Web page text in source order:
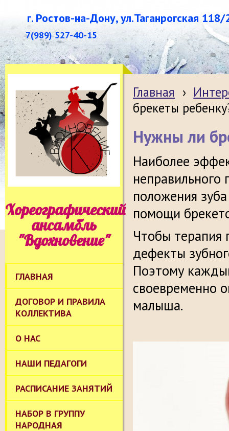
г. Ростов-на-Дону, ул.Таганрогская 118/
7(989) 527-40-15
Хореографический
ансамбль
"Вдохновение"
ГЛАВНАЯ
ДОГОВОР И ПРАВИЛА
КОЛЛЕКТИВА
О НАС
НАШИ ПЕДАГОГИ
РАСПИСАНИЕ ЗАНЯТИЙ
НАБОР В ГРУППУ
НАРОДНАЯ
Главная ›
брекеты
Нужны ли
Наиболее
неправильного
положения
помощи
Чтобы терапия
дефекты
Поэтому
своевременно
малыша.